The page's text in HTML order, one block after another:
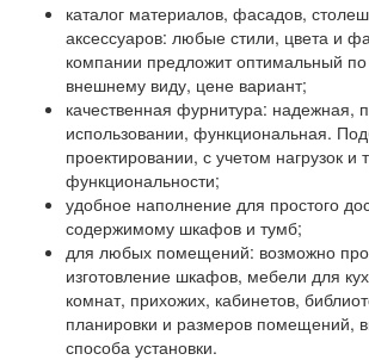
каталог материалов, фасадов,
аксессуаров: любые стили, цвета и
компании предложит оптимальный по
внешнему виду, цене вариант;
качественная фурнитура: надежная,
использовании, функциональная.
проектировании, с учетом нагрузок и
функциональности;
удобное наполнение для простого
содержимому шкафов и тумб;
для любых помещений: возможно
изготовление шкафов, мебели для
комнат, прихожих, кабинетов,
планировки и размеров помещений,
способа установки.